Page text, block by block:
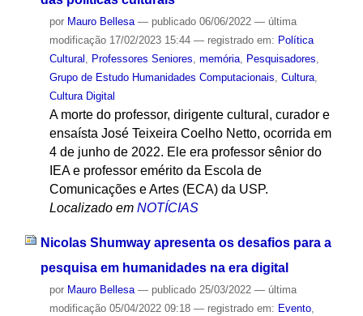
por Mauro Bellesa — publicado06/06/2022 — última
modificação17/02/2023 15:44 — registrado em: Política
Cultural , Professores Seniores, memória, Pesquisadores,
Grupo de Estudo Humanidades Computacionais, Cultura,
Cultura Digital
A morte do professor, dirigente cultural, curador e
ensaísta José Teixeira Coelho Netto, ocorrida em
4 de junho de 2022. Ele era professor sênior do
IEA e professor emérito da Escola de
Comunicações e Artes (ECA) da USP.
Localizado em NOTÍCIAS
Nicolas Shumway apresenta os desafios para a
pesquisa em humanidades na era digital
por Mauro Bellesa — publicado25/03/2022 — última
modificação05/04/2022 09:18 — registrado em: Evento,